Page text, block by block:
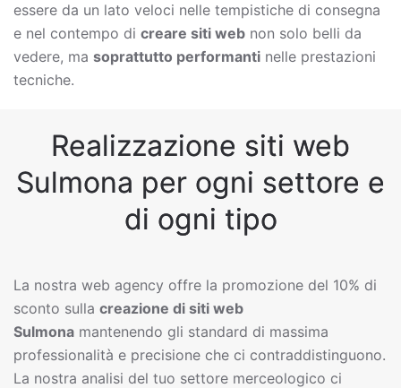
essere da un lato veloci nelle tempistiche di consegna
e nel contempo di creare siti web non solo belli da
vedere, ma soprattutto performanti nelle prestazioni
tecniche.
Realizzazione siti web
Sulmona per ogni settore e
di ogni tipo
La nostra web agency offre la promozione del 10% di
sconto sulla creazione di siti web
Sulmona mantenendo gli standard di massima
professionalità e precisione che ci contraddistinguono.
La nostra analisi del tuo settore merceologico ci